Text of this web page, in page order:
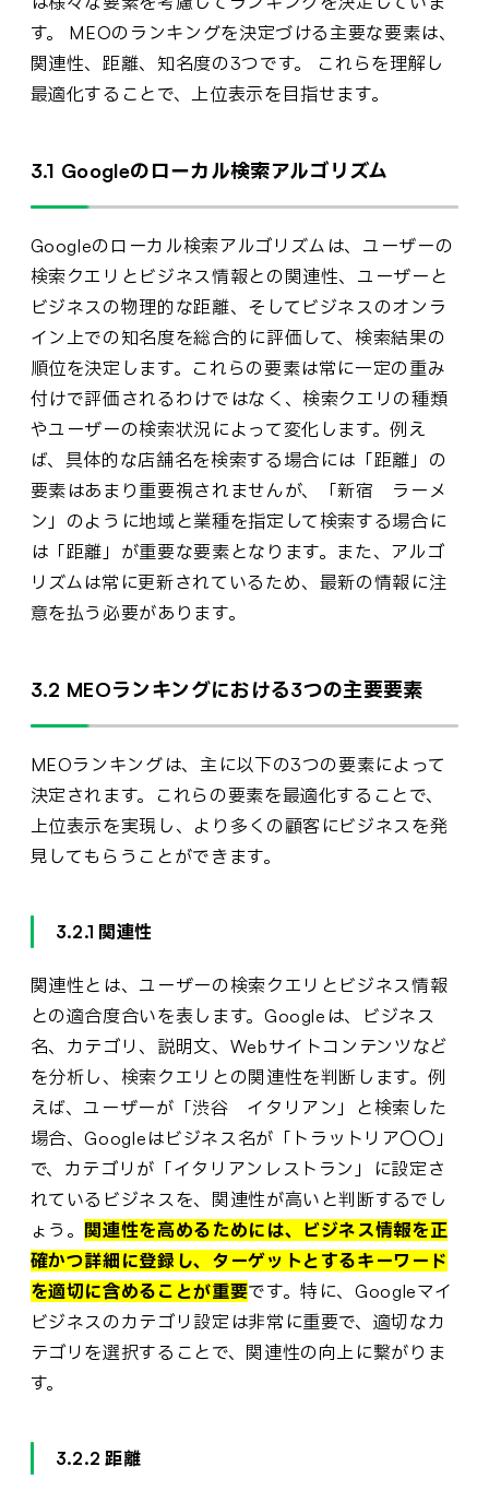
す。 MEOのランキングを決定づける主要な要素は、
関連性、距離、知名度の3つです。 これらを理解し
最適化することで、上位表示を目指せます。
3.1 Googleのローカル検索アルゴリズム
Googleのローカル検索アルゴリズムは、ユーザーの
検索クエリとビジネス情報との関連性、ユーザーと
ビジネスの物理的な距離、そしてビジネスのオンラ
イン上での知名度を総合的に評価して、検索結果の
順位を決定します。これらの要素は常に一定の重み
付けで評価されるわけではなく、検索クエリの種類
やユーザーの検索状況によって変化します。例え
ば、具体的な店舗名を検索する場合には「距離」の
要素はあまり重要視されませんが、「新宿 ラーメ
ン」のように地域と業種を指定して検索する場合に
は「距離」が重要な要素となります。また、アルゴ
リズムは常に更新されているため、最新の情報に注
意を払う必要があります。
3.2 MEOランキングにおける3つの主要要素
MEOランキングは、主に以下の3つの要素によって
決定されます。これらの要素を最適化することで、
上位表示を実現し、より多くの顧客にビジネスを発
見してもらうことができます。
3.2.1 関連性
関連性とは、ユーザーの検索クエリとビジネス情報
との適合度合いを表します。Googleは、ビジネス
名、カテゴリ、説明文、Webサイトコンテンツなど
を分析し、検索クエリとの関連性を判断します。例
えば、ユーザーが「渋谷 イタリアン」と検索した
場合、Googleはビジネス名が「トラットリア〇〇」
で、カテゴリが「イタリアンレストラン」に設定さ
れているビジネスを、関連性が高いと判断するでし
ょう。 関連性を高めるためには、ビジネス情報を正
確かつ詳細に登録し、ターゲットとするキーワード
を適切に含めることが重要です。特に、Googleマイ
ビジネスのカテゴリ設定は非常に重要で、適切なカ
テゴリを選択することで、関連性の向上に繋がりま
す。
3.2.2 距離